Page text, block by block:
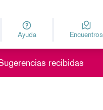
Elegir el idioma
Ayuda Encuentros
recibidas